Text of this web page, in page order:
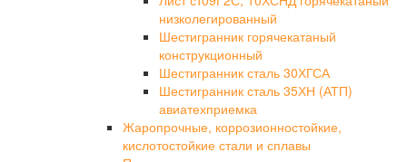
низколегированный
Шестигранник горячекатаный
конструкционный
Шестигранник сталь 30ХГСА
Шестигранник сталь 35ХН (АТП)
авиатехприемка
Жаропрочные, коррозионностойкие,
кислотостойкие стали и сплавы